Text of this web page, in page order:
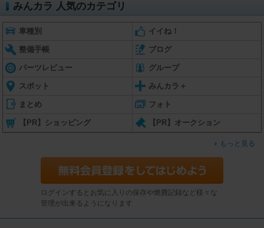
みんカラ 人気のカテゴリ
車種別 イイね！
整備手帳 ブログ
パーツレビュー グループ
スポット みんカラ＋
まとめ フォト
【PR】ショッピング 【PR】オークション
もっと見る
ログインするとお気に入りの保存や燃費記録など様々な
管理が出来るようになります